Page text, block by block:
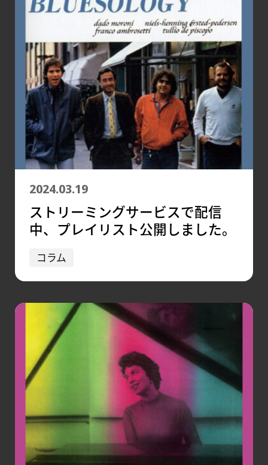
2024.03.19
ストリーミングサービスで配信
中、プレイリスト公開しました。
コラム